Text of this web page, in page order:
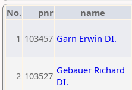
No. pnr name
1 103457 Garn Erwin DI.
2 103527 Gebauer Richard
DI.